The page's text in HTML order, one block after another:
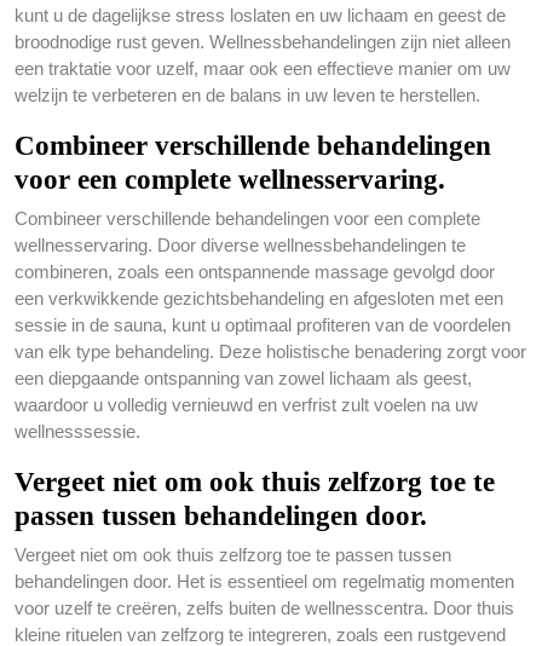
kunt u de dagelijkse stress loslaten en uw lichaam en geest de
broodnodige rust geven. Wellnessbehandelingen zijn niet alleen
een traktatie voor uzelf, maar ook een effectieve manier om uw
welzijn te verbeteren en de balans in uw leven te herstellen.
Combineer verschillende behandelingen
voor een complete wellnesservaring.
Combineer verschillende behandelingen voor een complete
wellnesservaring. Door diverse wellnessbehandelingen te
combineren, zoals een ontspannende massage gevolgd door
een verkwikkende gezichtsbehandeling en afgesloten met een
sessie in de sauna, kunt u optimaal profiteren van de voordelen
van elk type behandeling. Deze holistische benadering zorgt voor
een diepgaande ontspanning van zowel lichaam als geest,
waardoor u volledig vernieuwd en verfrist zult voelen na uw
wellnesssessie.
Vergeet niet om ook thuis zelfzorg toe te
passen tussen behandelingen door.
Vergeet niet om ook thuis zelfzorg toe te passen tussen
behandelingen door. Het is essentieel om regelmatig momenten
voor uzelf te creëren, zelfs buiten de wellnesscentra. Door thuis
kleine rituelen van zelfzorg te integreren, zoals een rustgevend